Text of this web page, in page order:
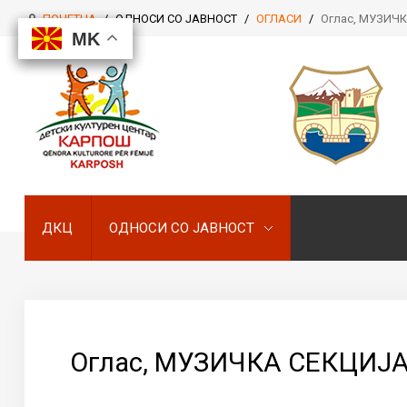
MK
MK
ОДНОСИ СО ЈАВНОСТ
ПОЧЕТНА / ОДНОСИ СО ЈАВНОСТ / ОГЛАСИ / Оглас,
MK
MK
ДКЦ ОДНОСИ СО ЈАВНОСТ
Оглас, МУЗИЧКА